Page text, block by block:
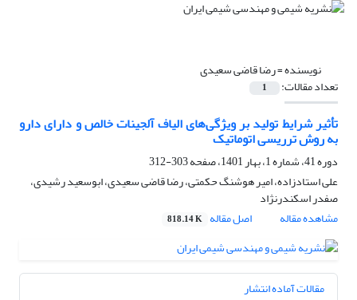
نویسنده =رضا قاضی سعیدی
تعداد مقالات: 1
تأثیر شرایط تولید بر ویژگی‌های الیاف آلجینات خالص و دارای دارو
به روش ترریسی اتوماتیک
دوره 41، شماره 1، بهار 1401، صفحه
303-312
علی استادزاده، امیر هوشنگ حکمتی، رضا قاضی سعیدی، ابوسعید رشیدی،
صفدر اسکندرنژاد
مشاهده مقاله
اصل مقاله 818.14 K
مقالات آماده انتشار